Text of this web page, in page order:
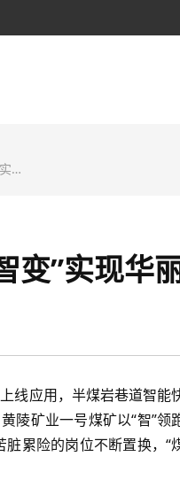
”
变”实现华
线应用，半煤岩巷道智能
矿业一号煤矿以“智”领
累险的岗位不断置换，“